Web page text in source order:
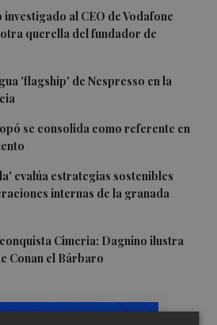
al CEO de Vodafone
querella del fundador de
'flagship' de Nespresso en la
se consolida como referente en
evalúa estrategias sostenibles
internas de la granada
Cimeria: Dagnino ilustra
Conan el Bárbaro